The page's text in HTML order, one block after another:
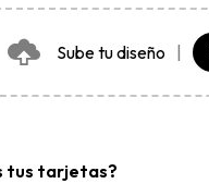
Sube tu diseño
tus tarjetas?